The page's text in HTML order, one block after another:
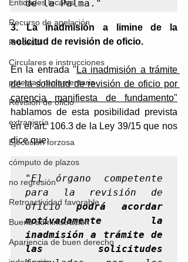
Entidades locales
Recurso de apelación
Procesal
Circulares e instrucciones
potestad reglamentaria
Revisión de oficio
extranjería
Ejecución forzosa
cómputo de plazos
no regresión
Retroactividad favorable
Buena administración
Apariencia de buen derecho
de la Palma."
3. La inadmisión a limine de la
solicitud de revisión de oficio.
En la entrada " La inadmisión a trámite
de la solicitud de revisión de oficio por
carencia manifiesta de fundamento"
hablamos de esta posibilidad prevista
en el art. 106.3 de la Ley 39/15 que nos
dice que:
"El órgano competente
para la revisión de
oficio podrá acordar
motivadamente la
inadmisión a trámite de
las solicitudes